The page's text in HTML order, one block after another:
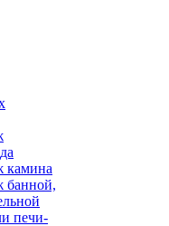
камина
банной,
печи-